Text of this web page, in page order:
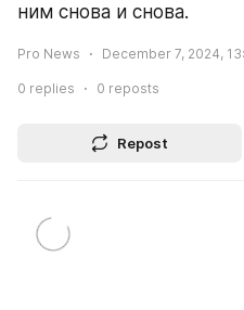
ним снова и снова.
Pro News December 7, 2024,
0 replies 0 reposts
Repost